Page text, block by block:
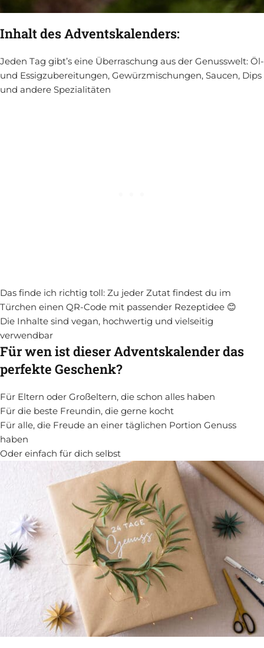
Inhalt des Adventskalenders:
Jeden Tag gibt’s eine Überraschung aus der Genusswelt: Öl-
und Essigzubereitungen, Gewürzmischungen, Saucen, Dips
und andere Spezialitäten
Das finde ich richtig toll: Zu jeder Zutat findest du im
Türchen einen QR-Code mit passender Rezeptidee 😊
Die Inhalte sind vegan, hochwertig und vielseitig
verwendbar
Für wen ist dieser Adventskalender das
perfekte Geschenk?
Für Eltern oder Großeltern, die schon alles haben
Für die beste Freundin, die gerne kocht
Für alle, die Freude an einer täglichen Portion Genuss
haben
Oder einfach für dich selbst